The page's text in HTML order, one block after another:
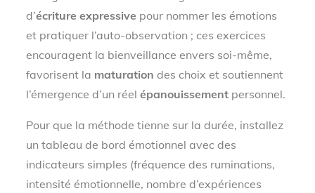
d’écriture expressive pour nommer les émotions
et pratiquer l’auto-observation ; ces exercices
encouragent la bienveillance envers soi-même,
favorisent la maturation des choix et soutiennent
l’émergence d’un réelépanouissement personnel.
Pour que la méthode tienne sur la durée, installez
un tableau de bord émotionnel avec des
indicateurs simples (fréquence des ruminations,
intensité émotionnelle, nombre d’expériences